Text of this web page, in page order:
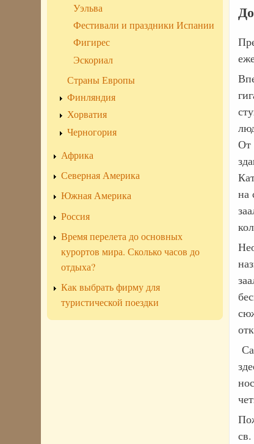
От
на
Уэльва
Фестивали и праздники Испании
Фигирес
Эскориал
Страны Европы
Финляндия
Хорватия
Черногория
Африка
Северная Америка
Южная Америка
Россия
Время перелета до основных
курортов мира. Сколько часов до
отдыха?
Как выбрать фирму для
туристической поездки